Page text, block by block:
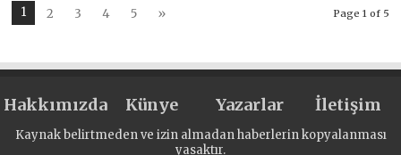
Atasoy `dan 10
Mesajı
Page 1 of 5
1 2 3 4 5 »
Hakkımızda Künye Yazarlar İletişim
Kaynak belirtmeden ve izin almadan haberlerin kopyalanması
yasaktır.